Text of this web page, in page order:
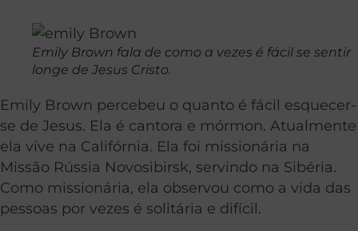
Emily Brown fala de como a vezes é fácil se sentir
longe de Jesus Cristo.
Emily Brown percebeu o quanto é fácil esquecer-
se de Jesus. Ela é cantora e mórmon. Atualmente
ela vive na Califórnia. Ela foi missionária na
Missão Rússia Novosibirsk, servindo na Sibéria.
Como missionária, ela observou como a vida das
pessoas por vezes é solitária e difícil.